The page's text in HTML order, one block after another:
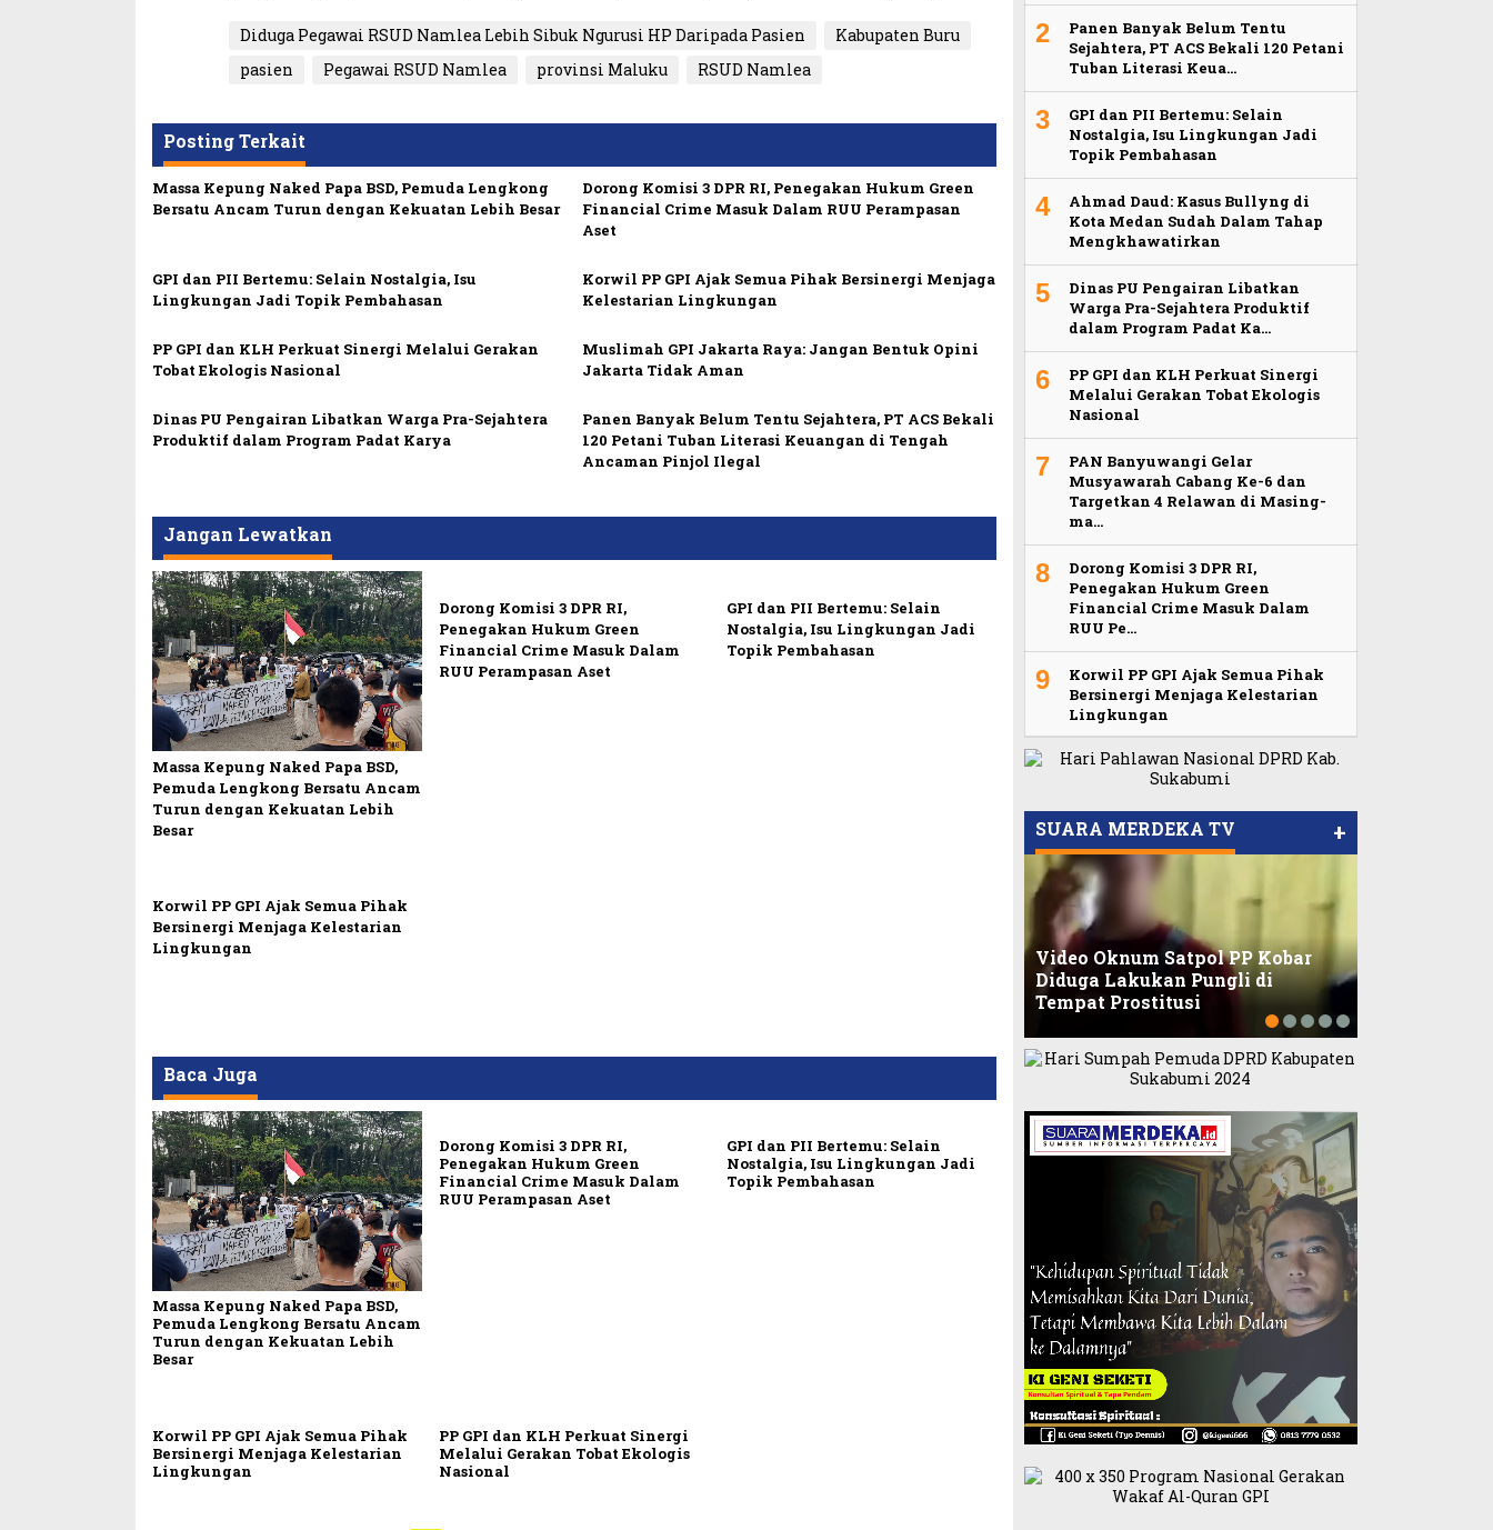
Diduga Pegawai RSUD Namlea Lebih Sibuk Ngurusi HP Daripada Pasien
Kabupaten Buru
pasien
Pegawai RSUD Namlea provinsi Maluku RSUD Namlea
Posting Terkait
Massa Kepung Naked Papa BSD, Pemuda Lengkong
Bersatu Ancam Turun dengan Kekuatan Lebih Besar
Dorong Komisi 3 DPR RI, Penegakan Hukum Green
Financial Crime Masuk Dalam RUU Perampasan
Aset
GPI dan PII Bertemu: Selain Nostalgia, Isu
Lingkungan Jadi Topik Pembahasan
Korwil PP GPI Ajak Semua Pihak Bersinergi Menjaga
Kelestarian Lingkungan
PP GPI dan KLH Perkuat Sinergi Melalui Gerakan
Tobat Ekologis Nasional
Muslimah GPI Jakarta Raya: Jangan Bentuk Opini
Jakarta Tidak Aman
Dinas PU Pengairan Libatkan Warga Pra-Sejahtera
Produktif dalam Program Padat Karya
Panen Banyak Belum Tentu Sejahtera, PT ACS Bekali
120 Petani Tuban Literasi Keuangan di Tengah
Ancaman Pinjol Ilegal
Jangan Lewatkan
Massa Kepung Naked Papa BSD,
Pemuda Lengkong Bersatu Ancam
Turun dengan Kekuatan Lebih
Besar
Dorong Komisi 3 DPR RI,
Penegakan Hukum Green
Financial Crime Masuk Dalam
RUU Perampasan Aset
GPI dan PII Bertemu: Selain
Nostalgia, Isu Lingkungan Jadi
Topik Pembahasan
Korwil PP GPI Ajak Semua Pihak
Bersinergi Menjaga Kelestarian
Lingkungan
Baca Juga
Massa Kepung Naked Papa BSD,
Pemuda Lengkong Bersatu Ancam
Turun dengan Kekuatan Lebih
Besar
Dorong Komisi 3 DPR RI,
Penegakan Hukum Green
Financial Crime Masuk Dalam
RUU Perampasan Aset
GPI dan PII Bertemu: Selain
Nostalgia, Isu Lingkungan Jadi
Topik Pembahasan
Korwil PP GPI Ajak Semua Pihak
Bersinergi Menjaga Kelestarian
Lingkungan
PP GPI dan KLH Perkuat Sinergi
Melalui Gerakan Tobat Ekologis
Nasional
2
Panen Banyak Belum Tentu
Sejahtera, PT ACS Bekali 120 Petani
Tuban Literasi Keua…
3
GPI dan PII Bertemu: Selain
Nostalgia, Isu Lingkungan Jadi
Topik Pembahasan
4
Ahmad Daud: Kasus Bullyng di
Kota Medan Sudah Dalam Tahap
Mengkhawatirkan
5
Dinas PU Pengairan Libatkan
Warga Pra-Sejahtera Produktif
dalam Program Padat Ka…
6
PP GPI dan KLH Perkuat Sinergi
Melalui Gerakan Tobat Ekologis
Nasional
7
PAN Banyuwangi Gelar
Musyawarah Cabang Ke-6 dan
Targetkan 4 Relawan di Masing-
ma…
8
Dorong Komisi 3 DPR RI,
Penegakan Hukum Green
Financial Crime Masuk Dalam
RUU Pe…
9
Korwil PP GPI Ajak Semua Pihak
Bersinergi Menjaga Kelestarian
Lingkungan
SUARA MERDEKA TV +
Viral Video Ada Setoran RSUD
Sekretaris GPI: Kedua Tokoh…
Balaikota DKI Jakarta
Video Oknum Satpol PP Kobar
Diduga Lakukan Pungli di
Tempat Prostitusi